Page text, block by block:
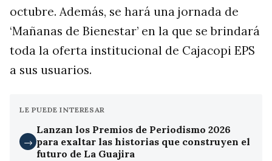
octubre. Además, se hará una jornada de
‘Mañanas de Bienestar’ en la que se brindará
toda la oferta institucional de Cajacopi EPS
a sus usuarios.
LE PUEDE INTERESAR
→
Lanzan los Premios de Periodismo 2026
para exaltar las historias que construyen el
futuro de La Guajira